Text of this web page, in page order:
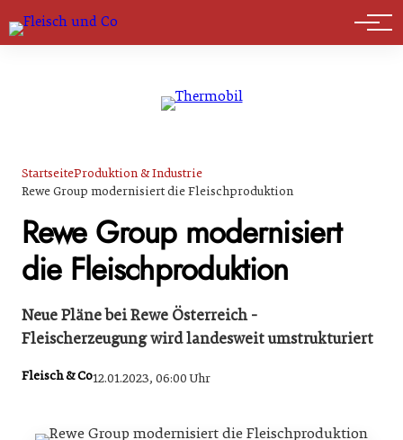
Marktführer
StartseiteProduktion & Industrie
Rewe Group modernisiert die Fleischproduktion
Rewe Group modernisiert
die Fleischproduktion
Neue Pläne bei Rewe Österreich -
Fleischerzeugung wird landesweit umstrukturiert
Fleisch & Co12.01.2023, 06:00 Uhr